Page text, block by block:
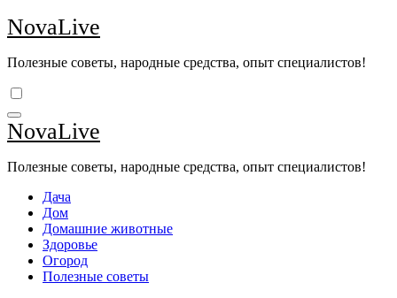
Перейти
к
NovaLive
Полезные советы, народные средства, опыт специалистов!
NovaLive
Полезные советы, народные средства, опыт специалистов!
Дача
Дом
Домашние животные
Здоровье
Огород
Полезные советы